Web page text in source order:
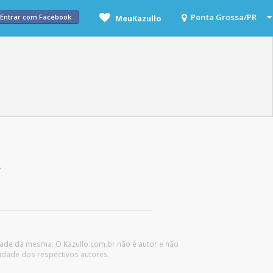
MeuKazullo
com Facebook
da mesma. O Kazullo.com.br não é autor e não
dos respectivos autores.